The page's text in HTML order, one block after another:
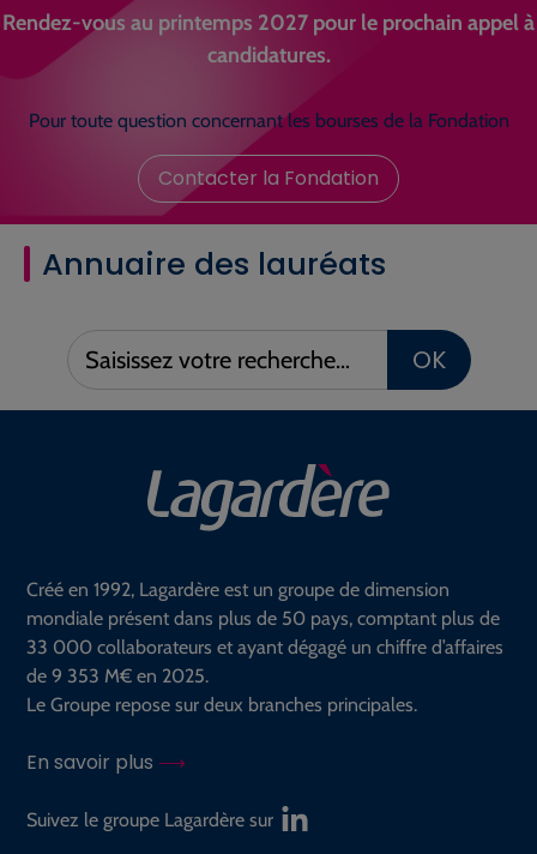
Rendez-vous au printemps 2027 pour le prochain appel à
candidatures.
Pour toute question concernant les bourses de la Fondation
Contacter la Fondation
Annuaire des lauréats
Saisissez
votre
OK
Créé en 1992, Lagardère est un groupe de dimension
mondiale présent dans plus de 50 pays, comptant plus de
33 000 collaborateurs et ayant dégagé un chiffre d’affaires
de 9 353 M€ en 2025.
Le Groupe repose sur deux branches principales.
En savoir plus
Suivez le groupe Lagardère sur